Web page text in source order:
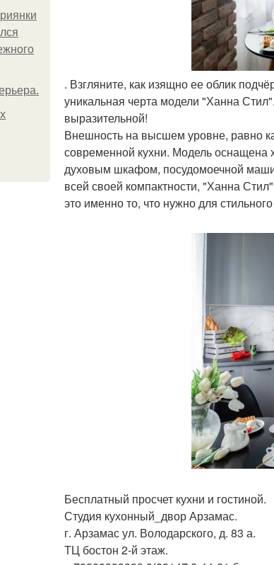
. Взгляните, как изящно ее облик
уникальная черта модели "Ханна
выразительной!
Внешность на высшем уровне, равно
современной кухни. Модель оснащена
духовым шкафом, посудомоечной
всей своей компактности, "Ханна
это именно то, что нужно для
Бесплатный просчет кухни и гостиной.
Студия кухонный_двор Арзамас.
г. Арзамас ул. Володарского, д. 83 а.
ТЦ бостон 2-й этаж.